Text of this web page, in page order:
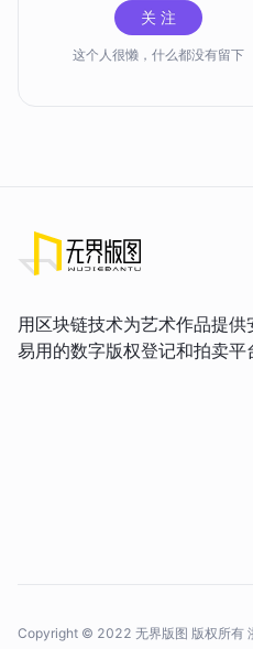
关 注
这个人很懒，什么都没有留下
用区块链技术为艺术作品提供
易用的数字版权登记和拍卖平
Copyright © 2022 无界版图 版权所有